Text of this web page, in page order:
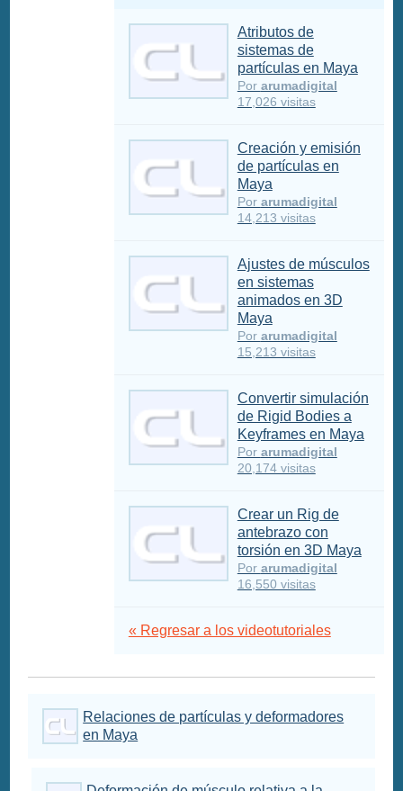
Atributos de
sistemas de
partículas en Maya
Por arumadigital
17,026 visitas
Creación y emisión
de partículas en
Maya
Por arumadigital
14,213 visitas
Ajustes de músculos
en sistemas
animados en 3D
Maya
Por arumadigital
15,213 visitas
Convertir simulación
de Rigid Bodies a
Keyframes en Maya
Por arumadigital
20,174 visitas
Crear un Rig de
antebrazo con
torsión en 3D Maya
Por arumadigital
16,550 visitas
« Regresar a los videotutoriales
Relaciones de partículas y deformadores
en Maya